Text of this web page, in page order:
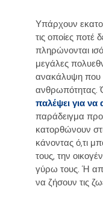
Υπάρχουν
τις οποίες ποτέ
πληρώνονται
μεγάλες
ανακάλυψη που
ανθρωπότητας.
παλέψει για να
παράδειγμα
κατορθώνουν
κάνοντας ό,τι
τους, την
γύρω τους. Ή
να ζήσουν τις